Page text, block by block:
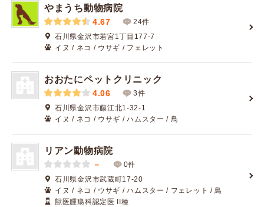
やまうち動物病院
4.67
24件
石川県金沢市若宮1丁目177-7
イヌ / ネコ / ウサギ / フェレット
おおたにペットクリニック
4.06
3件
石川県金沢市藤江北1-32-1
イヌ / ネコ / ウサギ / ハムスター / 鳥
リアン動物病院
－
0件
石川県金沢市武蔵町17-20
イヌ / ネコ / ウサギ / ハムスター / フェレット / 鳥
獣医腫瘍科認定医 II種